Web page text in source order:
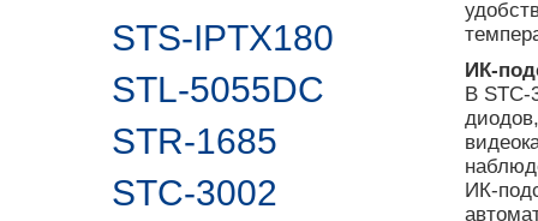
STS-IPTX180
STL-5055DC
STR-1685
STC-3002
ИК-
В STC-
ИК-